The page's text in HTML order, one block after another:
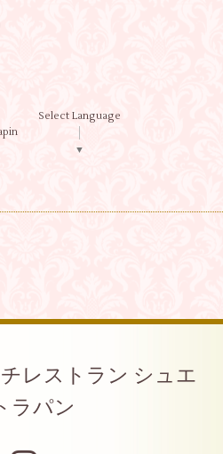
Select Language
▼
レストラン シュエ
ラパン